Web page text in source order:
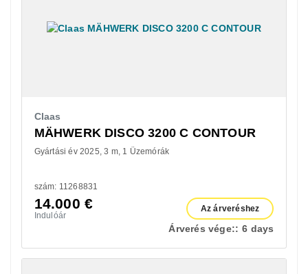
Claas
MÄHWERK DISCO 3200 C CONTOUR
Gyártási év 2025 3 m 1 Üzemórák
szám: 11268831
14.000 €
Indulóár
Az árveréshez
Árverés vége:: 6 days